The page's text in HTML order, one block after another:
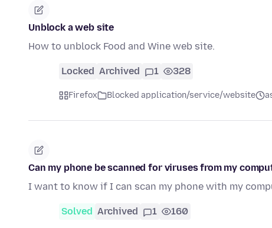
Unblock a web site
How to unblock Food and Wine web site.
Locked Archived 1 328
Firefox Blocked application/service/website
Can my phone be scanned for viruses from my
I want to know if I can scan my phone with my
Solved Archived 1 160